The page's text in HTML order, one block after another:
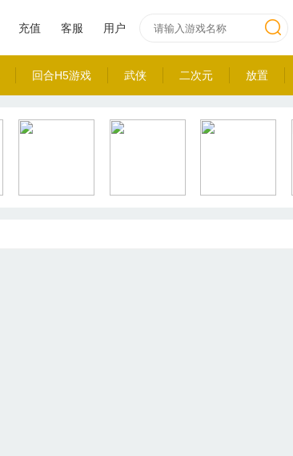
回合H5游戏 武侠 二次元 放置
充值 客服 用户